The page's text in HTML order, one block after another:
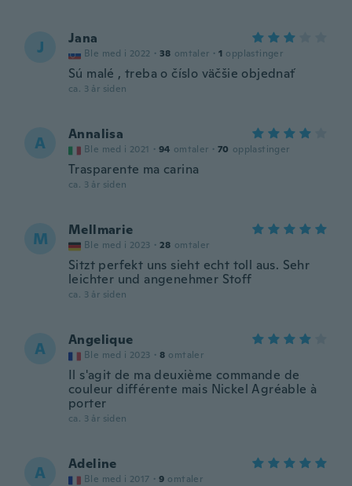
J Jana
Ble med i 2022 · 38 omtaler · 1 opplastinger
Sú malé , treba o číslo väčšie objednať
ca. 3 år siden
A Annalisa
Ble med i 2021 · 94 omtaler · 70 opplastinger
Trasparente ma carina
ca. 3 år siden
M Mellmarie
Ble med i 2023 · 28 omtaler
Sitzt perfekt uns sieht echt toll aus. Sehr
leichter und angenehmer Stoff
ca. 3 år siden
A Angelique
Ble med i 2023 · 8 omtaler
Il s'agit de ma deuxième commande de
couleur différente mais Nickel Agréable à
porter
ca. 3 år siden
A Adeline
Ble med i 2017 · 9 omtaler